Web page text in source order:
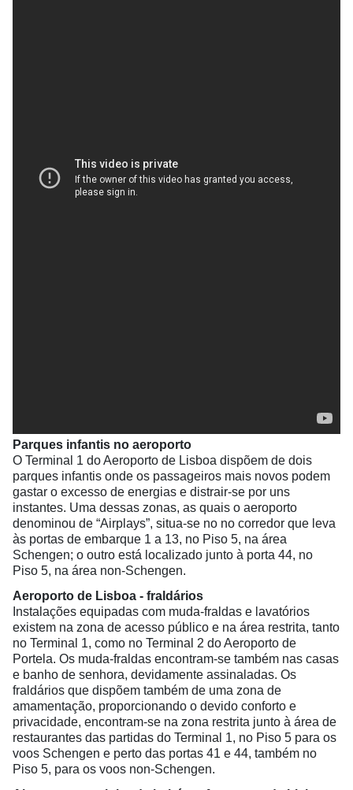
Parques infantis no aeroporto
O Terminal 1 do Aeroporto de Lisboa dispõem de dois
parques infantis onde os passageiros mais novos podem
gastar o excesso de energias e distrair-se por uns
instantes. Uma dessas zonas, as quais o aeroporto
denominou de “Airplays”, situa-se no no corredor que leva
às portas de embarque 1 a 13, no Piso 5, na área
Schengen; o outro está localizado junto à porta 44, no
Piso 5, na área non-Schengen.
Aeroporto de Lisboa - fraldários
Instalações equipadas com muda-fraldas e lavatórios
existem na zona de acesso público e na área restrita, tanto
no Terminal 1, como no Terminal 2 do Aeroporto de
Portela. Os muda-fraldas encontram-se também nas casas
e banho de senhora, devidamente assinaladas. Os
fraldários que dispõem também de uma zona de
amamentação, proporcionando o devido conforto e
privacidade, encontram-se na zona restrita junto à área de
restaurantes das partidas do Terminal 1, no Piso 5 para os
voos Schengen e perto das portas 41 e 44, também no
Piso 5, para os voos non-Schengen.